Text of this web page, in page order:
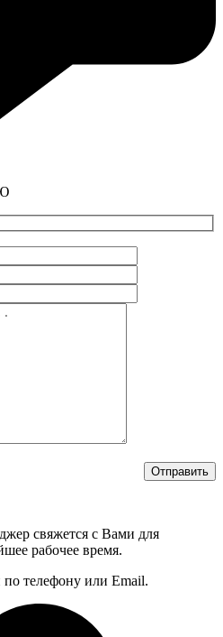
свяжется с Вами для
рабочее время.
телефону или Email.